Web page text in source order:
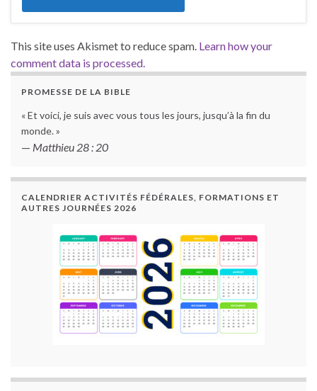
This site uses Akismet to reduce spam. Learn how your
comment data is processed.
PROMESSE DE LA BIBLE
« Et voici, je suis avec vous tous les jours, jusqu’à la fin du
monde. »
— Matthieu 28 : 20
CALENDRIER ACTIVITÉS FÉDÉRALES, FORMATIONS ET
AUTRES JOURNÉES 2026